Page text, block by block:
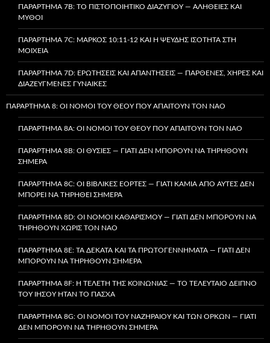
ΠΑΡΆΡΤΗΜΑ 7B: ΤΟ ΠΙΣΤΟΠΟΙΗΤΙΚΌ ΔΙΑΖΥΓΊΟΥ — ΑΛΉΘΕΙΕΣ ΚΑΙ
ΜΎΘΟΙ
ΠΑΡΆΡΤΗΜΑ 7C: ΜΆΡΚΟΣ 10:11-12 ΚΑΙ Η ΨΕΥΔΉΣ ΙΣΌΤΗΤΑ ΣΤΗ
ΜΟΙΧΕΊΑ
ΠΑΡΆΡΤΗΜΑ 7D: ΕΡΩΤΉΣΕΙΣ ΚΑΙ ΑΠΑΝΤΉΣΕΙΣ — ΠΑΡΘΈΝΕΣ, ΧΉΡΕΣ ΚΑΙ
ΔΙΑΖΕΥΓΜΈΝΕΣ ΓΥΝΑΊΚΕΣ
ΠΑΡΆΡΤΗΜΑ 8: ΟΙ ΝΌΜΟΙ ΤΟΥ ΘΕΟΎ ΠΟΥ ΑΠΑΙΤΟΎΝ ΤΟΝ ΝΑΌ
ΠΑΡΆΡΤΗΜΑ 8A: ΟΙ ΝΌΜΟΙ ΤΟΥ ΘΕΟΎ ΠΟΥ ΑΠΑΙΤΟΎΝ ΤΟΝ ΝΑΌ
ΠΑΡΆΡΤΗΜΑ 8B: ΟΙ ΘΥΣΊΕΣ — ΓΙΑΤΊ ΔΕΝ ΜΠΟΡΟΎΝ ΝΑ ΤΗΡΗΘΟΎΝ
ΣΉΜΕΡΑ
ΠΑΡΆΡΤΗΜΑ 8C: ΟΙ ΒΙΒΛΙΚΈΣ ΕΟΡΤΈΣ — ΓΙΑΤΊ ΚΑΜΊΑ ΑΠΌ ΑΥΤΈΣ ΔΕΝ
ΜΠΟΡΕΊ ΝΑ ΤΗΡΗΘΕΊ ΣΉΜΕΡΑ
ΠΑΡΆΡΤΗΜΑ 8D: ΟΙ ΝΌΜΟΙ ΚΑΘΑΡΙΣΜΟΎ — ΓΙΑΤΊ ΔΕΝ ΜΠΟΡΟΎΝ ΝΑ
ΤΗΡΗΘΟΎΝ ΧΩΡΊΣ ΤΟΝ ΝΑΌ
ΠΑΡΆΡΤΗΜΑ 8E: ΤΑ ΔΈΚΑΤΑ ΚΑΙ ΤΑ ΠΡΩΤΟΓΕΝΝΉΜΑΤΑ — ΓΙΑΤΊ ΔΕΝ
ΜΠΟΡΟΎΝ ΝΑ ΤΗΡΗΘΟΎΝ ΣΉΜΕΡΑ
ΠΑΡΆΡΤΗΜΑ 8F: Η ΤΕΛΕΤΉ ΤΗΣ ΚΟΙΝΩΝΊΑΣ — ΤΟ ΤΕΛΕΥΤΑΊΟ ΔΕΊΠΝΟ
ΤΟΥ ΙΗΣΟΎ ΉΤΑΝ ΤΟ ΠΆΣΧΑ
ΠΑΡΆΡΤΗΜΑ 8G: ΟΙ ΝΌΜΟΙ ΤΟΥ ΝΑΖΗΡΑΊΟΥ ΚΑΙ ΤΩΝ ΌΡΚΩΝ — ΓΙΑΤΊ
ΔΕΝ ΜΠΟΡΟΎΝ ΝΑ ΤΗΡΗΘΟΎΝ ΣΉΜΕΡΑ